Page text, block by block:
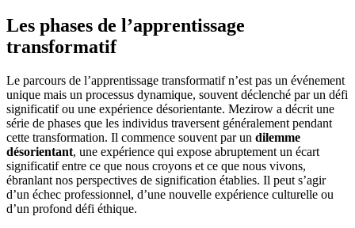
Les phases de l’apprentissage
transformatif
Le parcours de l’apprentissage transformatif n’est pas un événement
unique mais un processus dynamique, souvent déclenché par un défi
significatif ou une expérience désorientante. Mezirow a décrit une
série de phases que les individus traversent généralement pendant
cette transformation. Il commence souvent par un dilemme
désorientant, une expérience qui expose abruptement un écart
significatif entre ce que nous croyons et ce que nous vivons,
ébranlant nos perspectives de signification établies. Il peut s’agir
d’un échec professionnel, d’une nouvelle expérience culturelle ou
d’un profond défi éthique.